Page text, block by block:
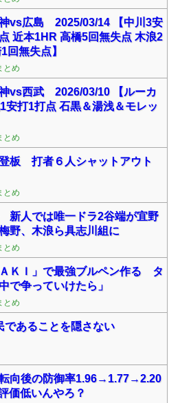
神vs広島 2025/03/14 【中川3安
近本1HR 高橋5回無失点 木浪2
回無失点】
とめ
神vs西武 2026/03/10 【ルーカ
安打1打点 石黒＆湯浅＆モレッ
とめ
板 打者６人シャットアウト
とめ
新人では唯一ドラ2谷端が宜野
野、木浪ら具志川組に
とめ
ＫＩ」で最強ブルペン作る タ
で争っていけたら」
とめ
であることを隠さない
向後の防御率1.96→1.77→2.20
低いんやろ？